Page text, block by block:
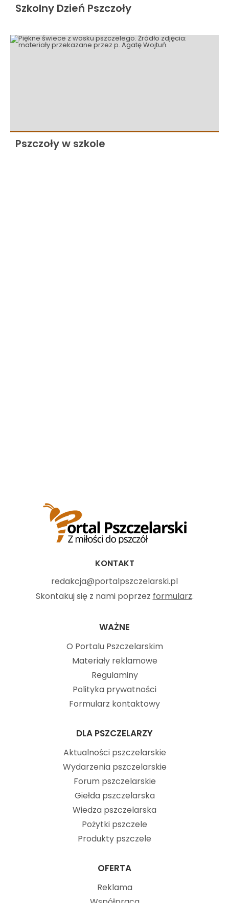
Szkolny Dzień Pszczoły
Pszczoły w szkole
KONTAKT
redakcja@portalpszczelarski.pl
Skontakuj się z nami poprzez formularz.
WAŻNE
O Portalu Pszczelarskim
Materiały reklamowe
Regulaminy
Polityka prywatności
Formularz kontaktowy
DLA PSZCZELARZY
Aktualności pszczelarskie
Wydarzenia pszczelarskie
Forum pszczelarskie
Giełda pszczelarska
Wiedza pszczelarska
Pożytki pszczele
Produkty pszczele
OFERTA
Reklama